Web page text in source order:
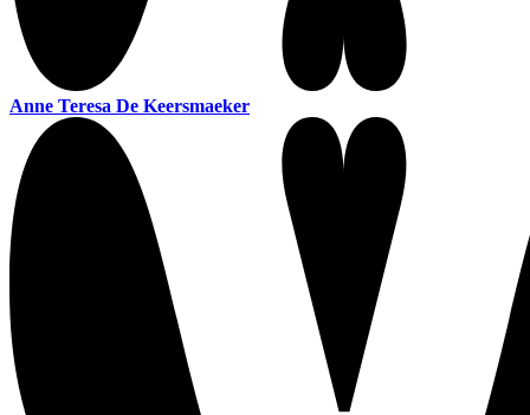
Anne Teresa De Keersmaeker